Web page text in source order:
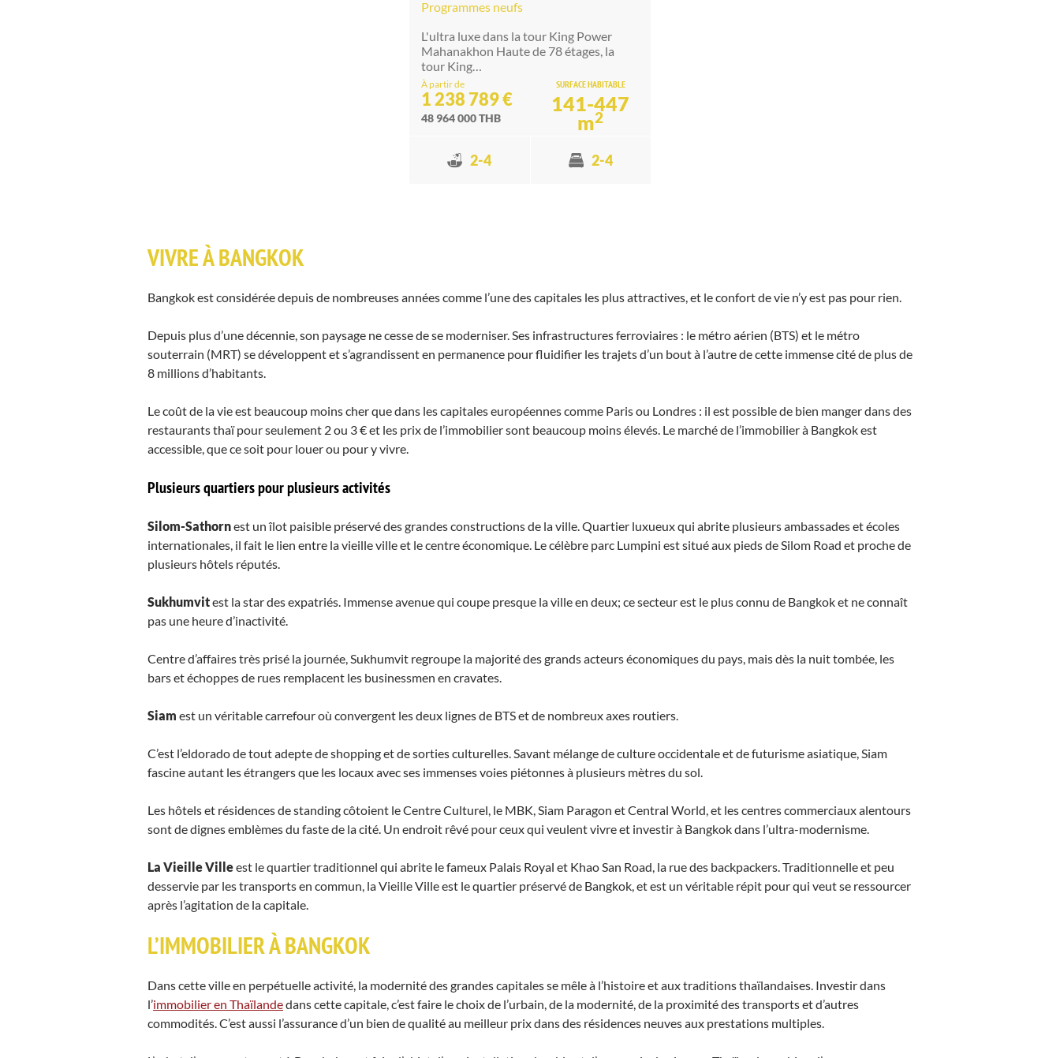
Programmes neufs
L'ultra luxe dans la tour King Power
Mahanakhon Haute de 78 étages, la
tour King…
À partir de
1 238 789 €
48 964 000 THB
SURFACE HABITABLE
141-447
m2
2-4 2-4
VIVRE À BANGKOK
Bangkok est considérée depuis de nombreuses années comme l’une des capitales les plus attractives, et le confort de vie n’y est pas pour rien.
Depuis plus d’une décennie, son paysage ne cesse de se moderniser. Ses infrastructures ferroviaires : le métro aérien (BTS) et le métro
souterrain (MRT) se développent et s’agrandissent en permanence pour fluidifier les trajets d’un bout à l’autre de cette immense cité de plus de
8 millions d’habitants.
Le coût de la vie est beaucoup moins cher que dans les capitales européennes comme Paris ou Londres : il est possible de bien manger dans des
restaurants thaï pour seulement 2 ou 3 € et les prix de l’immobilier sont beaucoup moins élevés. Le marché de l’immobilier à Bangkok est
accessible, que ce soit pour louer ou pour y vivre.
Plusieurs quartiers pour plusieurs activités
Silom-Sathornest un îlot paisible préservé des grandes constructions de la ville. Quartier luxueux qui abrite plusieurs ambassades et écoles
internationales, il fait le lien entre la vieille ville et le centre économique. Le célèbre parc Lumpini est situé aux pieds de Silom Road et proche de
plusieurs hôtels réputés.
Sukhumvitest la star des expatriés. Immense avenue qui coupe presque la ville en deux; ce secteur est le plus connu de Bangkok et ne connaît
pas une heure d’inactivité.
Centre d’affaires très prisé la journée, Sukhumvit regroupe la majorité des grands acteurs économiques du pays, mais dès la nuit tombée, les
bars et échoppes de rues remplacent les businessmen en cravates.
Siam est un véritable carrefour où convergent les deux lignes de BTS et de nombreux axes routiers.
C’est l’eldorado de tout adepte de shopping et de sorties culturelles. Savant mélange de culture occidentale et de futurisme asiatique, Siam
fascine autant les étrangers que les locaux avec ses immenses voies piétonnes à plusieurs mètres du sol.
Les hôtels et résidences de standing côtoient le Centre Culturel, le MBK, Siam Paragon et Central World, et les centres commerciaux alentours
sont de dignes emblèmes du faste de la cité. Un endroit rêvé pour ceux qui veulent vivre et investir à Bangkok dans l’ultra-modernisme.
La Vieille Villeest le quartier traditionnel qui abrite le fameux Palais Royal et Khao San Road, la rue des backpackers. Traditionnelle et peu
desservie par les transports en commun, la Vieille Ville est le quartier préservé de Bangkok, et est un véritable répit pour qui veut se ressourcer
après l’agitation de la capitale.
L’IMMOBILIER À BANGKOK
Dans cette ville en perpétuelle activité, la modernité des grandes capitales se mêle à l’histoire et aux traditions thaïlandaises. Investir dans
l’immobilier en Thaïlandedans cette capitale, c’est faire le choix de l’urbain, de la modernité, de la proximité des transports et d’autres
commodités. C’est aussi l’assurance d’un bien de qualité au meilleur prix dans des résidences neuves aux prestations multiples.